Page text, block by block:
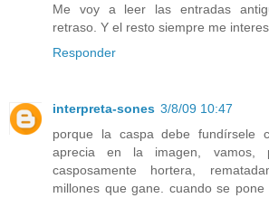
Me voy a leer las entradas
retraso. Y el resto siempre me
Responder
interpreta-sones 3/8/09 10:47
porque la caspa debe
aprecia en la imagen, vamos,
casposamente hortera,
millones que gane. cuando se